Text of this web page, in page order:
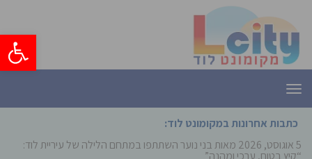
פתח
תפריט
כתבות אחרונות במקומונט לוד:
5 אוגוסט, 2026
מאות בני נוער השתתפו במתחם הלילה של עיריית לוד:
“קיץ בטוח, ערכי ומהנה”